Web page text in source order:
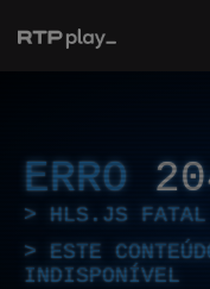
ERRO
HLS.JS FATAL
ESTE
INDISPONÍVEL